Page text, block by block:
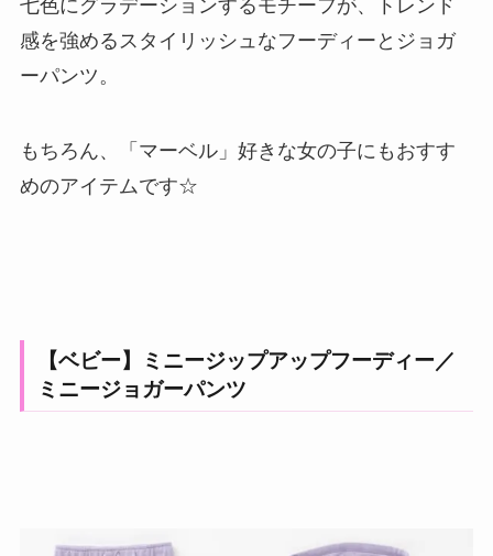
七色にグラデーションするモチーフが、トレンド
感を強めるスタイリッシュなフーディーとジョガ
ーパンツ。
もちろん、「マーベル」好きな女の子にもおすす
めのアイテムです☆
【ベビー】ミニージップアップフーディー／
ミニージョガーパンツ